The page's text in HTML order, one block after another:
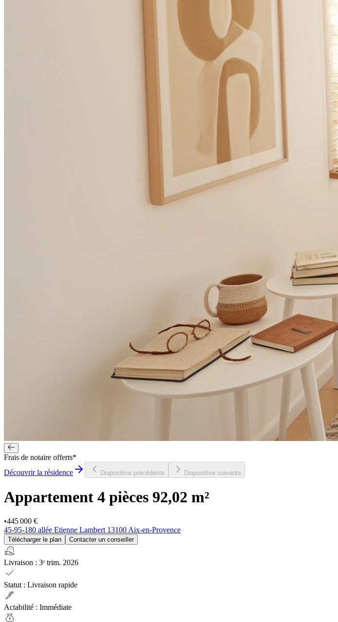
Frais de notaire offerts*
Découvrir la résidence
Diapositive précédente Diapositive suivante
Appartement 4 pièces 92,02 m²
•445 000 €
45-95-180 allée Etienne Lambert 13100 Aix-en-Provence
Télécharger le plan Contacter un conseiller
real_estate_agent
Livraison : 3ᵉ trim. 2026
check
Statut : Livraison rapide
ink_pen
Actabilité : Immédiate
money_bag